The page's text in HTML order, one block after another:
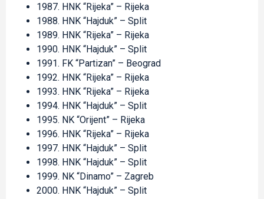
1987. HNK “Rijeka” – Rijeka
1988. HNK “Hajduk” – Split
1989. HNK “Rijeka” – Rijeka
1990. HNK “Hajduk” – Split
1991. FK “Partizan” – Beograd
1992. HNK “Rijeka” – Rijeka
1993. HNK “Rijeka” – Rijeka
1994. HNK “Hajduk” – Split
1995. NK “Orijent” – Rijeka
1996. HNK “Rijeka” – Rijeka
1997. HNK “Hajduk” – Split
1998. HNK “Hajduk” – Split
1999. NK “Dinamo” – Zagreb
2000. HNK “Hajduk” – Split